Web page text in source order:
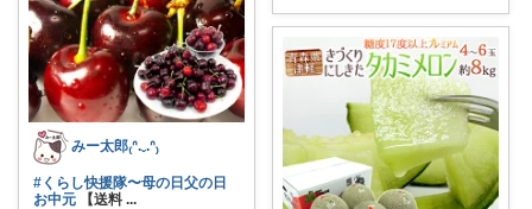
みー太郎₍ᐢ.ˬ.ᐢ₎
#くらし快援隊〜母の日父の日
お中元 【送料 ...